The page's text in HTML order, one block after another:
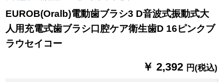
バレンタインデーの
プレゼントをあげま
す。
EUROB(Oralb)電動歯ブラシ3 D音波式振動式大
人用充電式歯ブラシ口腔ケア衛生歯D 16ピンクブ
ラウセイコー
￥ 2,392 円(税込)